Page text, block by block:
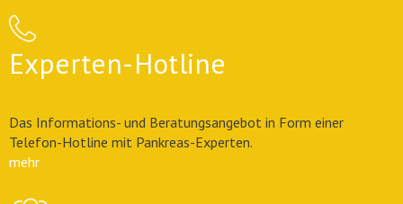
Experten-Hotline
Das Informations- und Beratungsangebot in Form einer
Telefon-Hotline mit Pankreas-Experten.
mehr